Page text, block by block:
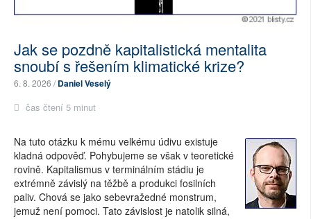
Jak se pozdně kapitalistická mentalita
snoubí s řešením klimatické krize?
6. 8. 2026 /Daniel Veselý
čas čtení 5 minut
Na tuto otázku k mému velkému údivu existuje
kladná odpověď. Pohybujeme se však v teoretické
rovině. Kapitalismus v terminálním stádiu je
extrémně závislý na těžbě a produkci fosilních
paliv. Chová se jako sebevražedné monstrum,
jemuž není pomoci. Tato závislost je natolik silná,